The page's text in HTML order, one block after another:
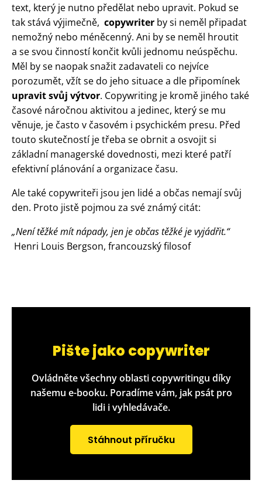
text, který je nutno předělat nebo upravit. Pokud se
tak stává výjimečně, copywriter by si neměl připadat
nemožný nebo méněcenný. Ani by se neměl hroutit
a se svou činností končit kvůli jednomu neúspěchu.
Měl by se naopak snažit zadavateli co nejvíce
porozumět, vžít se do jeho situace a dle připomínek
upravit svůj výtvor. Copywriting je kromě jiného také
časové náročnou aktivitou a jedinec, který se mu
věnuje, je často v časovém i psychickém presu. Před
touto skutečností je třeba se obrnit a osvojit si
základní managerské dovednosti, mezi které patří
efektivní plánování a organizace času.
Ale také copywriteři jsou jen lidé a občas nemají svůj
den. Proto jistě pojmou za své známý citát:
„Není těžké mít nápady, jen je občas těžké je vyjádřit.“
Henri Louis Bergson, francouzský filosof
Pište jako copywriter
Ovládněte všechny oblasti copywritingu díky
našemu e-booku. Poradíme vám, jak psát pro
lidi i vyhledávače.
Stáhnout příručku